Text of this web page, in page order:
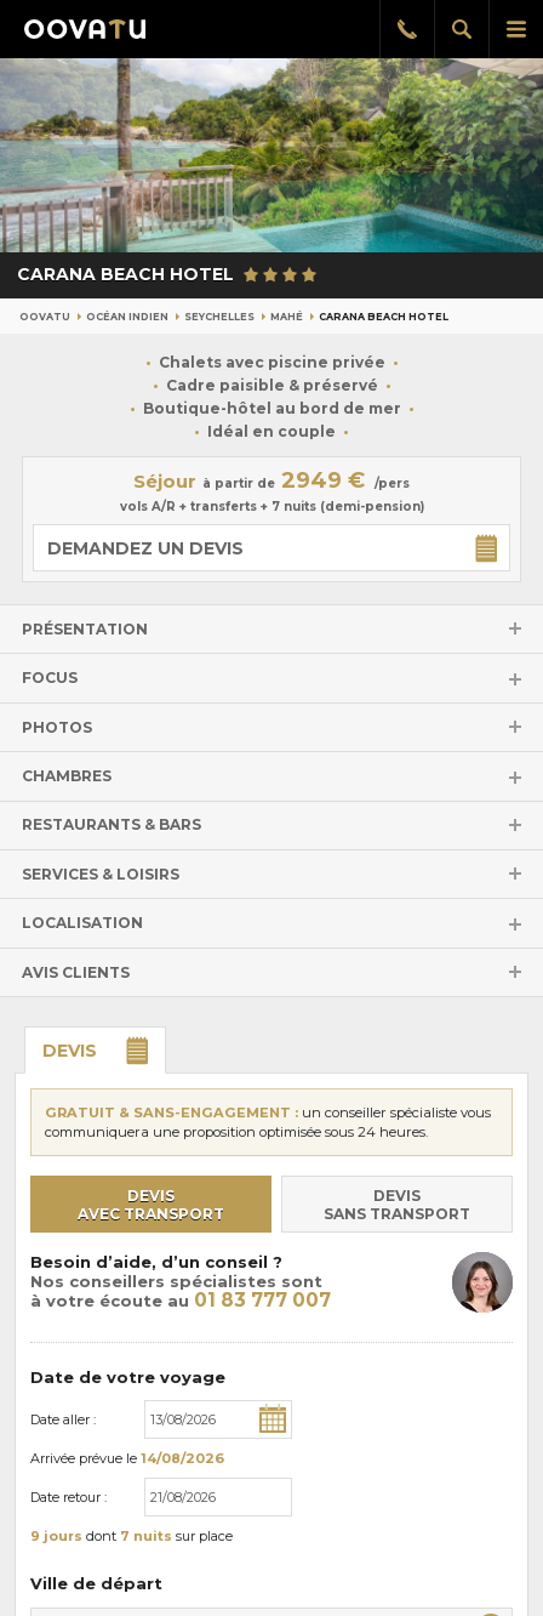
le
Afficher
la
Rappel
gratuit
CARANA BEACH HOTEL
OOVATU OCÉAN INDIEN SEYCHELLES MAHÉ CARANA BEACH HOTEL
Chalets avec piscine privée
Cadre paisible & préservé
Boutique-hôtel au bord de mer
Idéal en couple
Séjour à partir de 2949 €
/pers
vols A/R + transferts + 7 nuits (demi-pension)
DEMANDEZ UN DEVIS
PRÉSENTATION
FOCUS
PHOTOS
CHAMBRES
RESTAURANTS & BARS
SERVICES & LOISIRS
LOCALISATION
AVIS CLIENTS
DEVIS
GRATUIT & SANS-ENGAGEMENT : un conseiller spécialiste vous
communiquera une proposition optimisée sous 24 heures.
DEVIS
AVEC TRANSPORT
DEVIS
SANS TRANSPORT
Besoin d’aide, d’un conseil ?
Nos conseillers spécialistes sont
à votre écoute au 01 83 777 007
Date de votre voyage
Date aller :
Arrivée prévue le 14/08/2026
Date retour :
9 jours dont 7 nuits sur place
Ville de départ